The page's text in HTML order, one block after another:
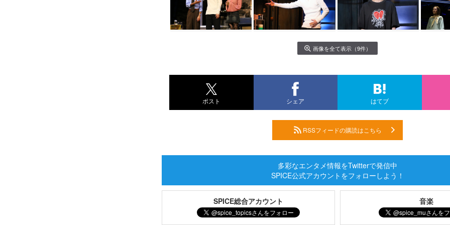
画像を全て表示（9件）
ポスト シェア はてブ
RSSフィードの購読はこちら
多彩なエンタメ情報をTwitterで発信中
SPICE公式アカウントをフォローしよう！
SPICE総合アカウント 音楽